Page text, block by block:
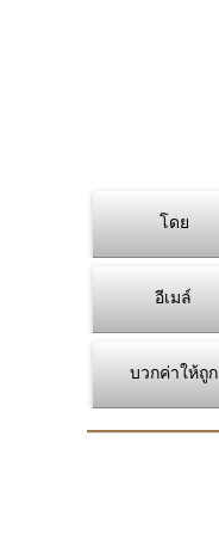
โดย
อีเมล์
บวกค่าให้ถูก